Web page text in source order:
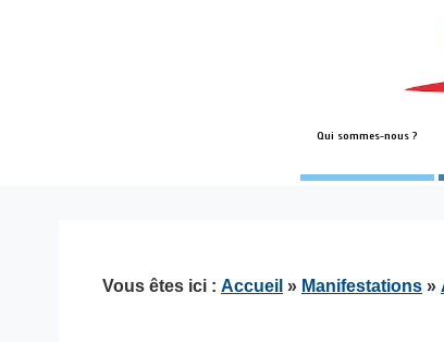
Qui sommes-nous ?
Vous êtes ici : Accueil » Manifestations »